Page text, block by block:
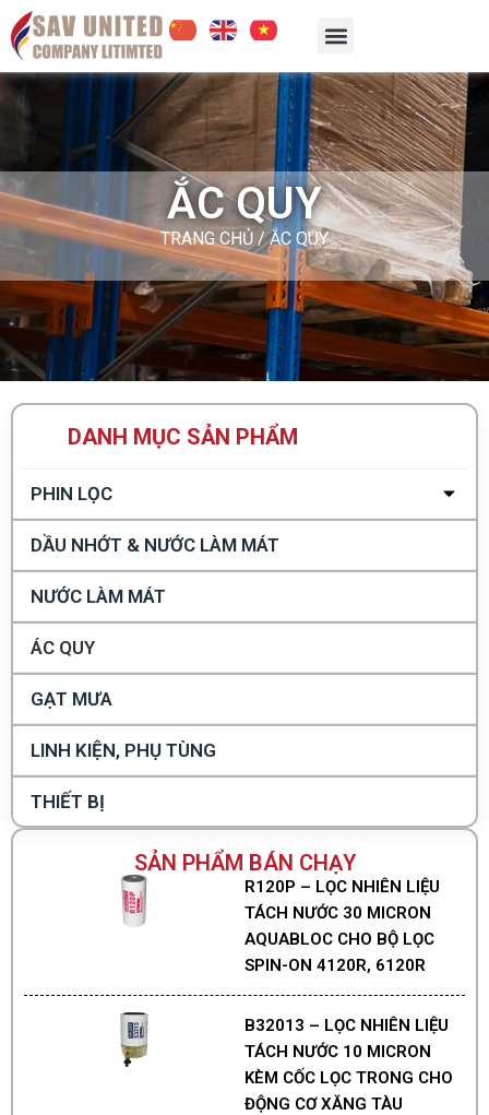
ẮC QUY
TRANG CHỦ/ ẮC QUY
PHIN LỌC
DẦU NHỚT & NƯỚC LÀM MÁT
NƯỚC LÀM MÁT
ÁC QUY
GẠT MƯA
LINH KIỆN, PHỤ TÙNG
THIẾT BỊ
SẢN PHẨM BÁN CHẠY
R120P – LỌC NHIÊN LIỆU
TÁCH NƯỚC 30 MICRON
AQUABLOC CHO BỘ LỌC
SPIN-ON 4120R, 6120R
B32013 – LỌC NHIÊN LIỆU
TÁCH NƯỚC 10 MICRON
KÈM CỐC LỌC TRONG CHO
ĐỘNG CƠ XĂNG TÀU